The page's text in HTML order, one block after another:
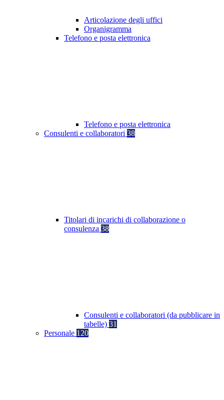
Articolazione degli uffici
Organigramma
Telefono e posta elettronica
Telefono e posta elettronica
Consulenti e collaboratori 38
Titolari di incarichi di collaborazione o
consulenza 38
Consulenti e collaboratori (da pubblicare in
tabelle) 31
Personale 120